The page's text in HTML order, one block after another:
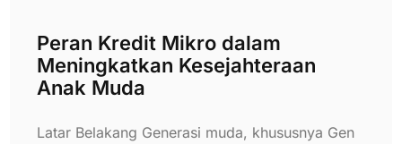
Peran Kredit Mikro dalam
Meningkatkan Kesejahteraan
Anak Muda
Latar Belakang Generasi muda, khususnya Gen